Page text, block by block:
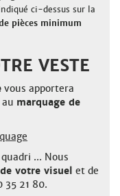
ci-dessus sur la
pièces minimum
VESTE
vous apportera
marquage de
... Nous
votre visuel et de
35 21 80.